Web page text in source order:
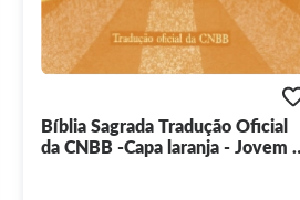
Bíblia Sagrada Tradução Oficial
da CNBB -Capa laranja - Jovem -